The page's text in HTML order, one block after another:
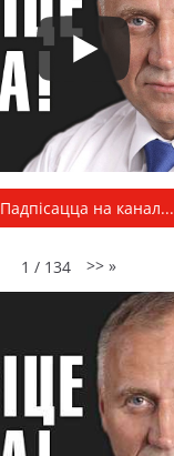
Падпісацца на канал...
1 / 134 >> »